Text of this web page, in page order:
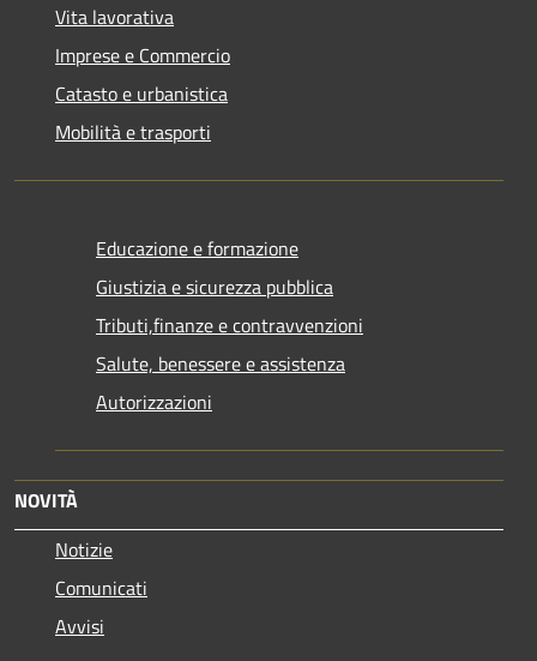
Vita lavorativa
Imprese e Commercio
Catasto e urbanistica
Mobilità e trasporti
Educazione e formazione
Giustizia e sicurezza pubblica
Tributi,finanze e contravvenzioni
Salute, benessere e assistenza
Autorizzazioni
NOVITÀ
Notizie
Comunicati
Avvisi